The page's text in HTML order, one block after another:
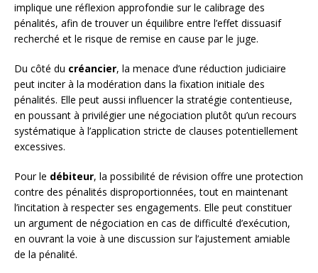
implique une réflexion approfondie sur le calibrage des
pénalités, afin de trouver un équilibre entre l’effet dissuasif
recherché et le risque de remise en cause par le juge.
Du côté du créancier, la menace d’une réduction judiciaire
peut inciter à la modération dans la fixation initiale des
pénalités. Elle peut aussi influencer la stratégie contentieuse,
en poussant à privilégier une négociation plutôt qu’un recours
systématique à l’application stricte de clauses potentiellement
excessives.
Pour le débiteur, la possibilité de révision offre une protection
contre des pénalités disproportionnées, tout en maintenant
l’incitation à respecter ses engagements. Elle peut constituer
un argument de négociation en cas de difficulté d’exécution,
en ouvrant la voie à une discussion sur l’ajustement amiable
de la pénalité.